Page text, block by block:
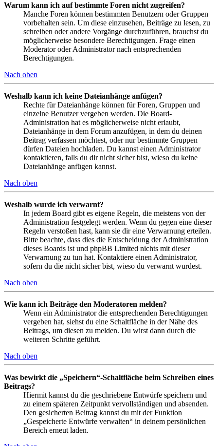
Warum kann ich auf bestimmte Foren nicht zugreifen?
Manche Foren können bestimmten Benutzern oder Gruppen
vorbehalten sein. Um diese einzusehen, Beiträge zu lesen, zu
schreiben oder andere Vorgänge durchzuführen, brauchst du
möglicherweise besondere Berechtigungen. Frage einen
Moderator oder Administrator nach entsprechenden
Berechtigungen.
Nach oben
Weshalb kann ich keine Dateianhänge anfügen?
Rechte für Dateianhänge können für Foren, Gruppen und
einzelne Benutzer vergeben werden. Die Board-
Administration hat es möglicherweise nicht erlaubt,
Dateianhänge in dem Forum anzufügen, in dem du deinen
Beitrag verfassen möchtest, oder nur bestimmte Gruppen
dürfen Dateien hochladen. Du kannst einen Administrator
kontaktieren, falls du dir nicht sicher bist, wieso du keine
Dateianhänge anfügen kannst.
Nach oben
Weshalb wurde ich verwarnt?
In jedem Board gibt es eigene Regeln, die meistens von der
Administration festgelegt werden. Wenn du gegen eine dieser
Regeln verstoßen hast, kann sie dir eine Verwarnung erteilen.
Bitte beachte, dass dies die Entscheidung der Administration
dieses Boards ist und phpBB Limited nichts mit dieser
Verwarnung zu tun hat. Kontaktiere einen Administrator,
sofern du die nicht sicher bist, wieso du verwarnt wurdest.
Nach oben
Wie kann ich Beiträge den Moderatoren melden?
Wenn ein Administrator die entsprechenden Berechtigungen
vergeben hat, siehst du eine Schaltfläche in der Nähe des
Beitrags, um diesen zu melden. Du wirst dann durch die
weiteren Schritte geführt.
Nach oben
Was bewirkt die „Speichern“-Schaltfläche beim Schreiben eines
Beitrags?
Hiermit kannst du die geschriebene Entwürfe speichern und
zu einem späteren Zeitpunkt vervollständigen und absenden.
Den gesicherten Beitrag kannst du mit der Funktion
„Gespeicherte Entwürfe verwalten“ in deinem persönlichen
Bereich erneut laden.